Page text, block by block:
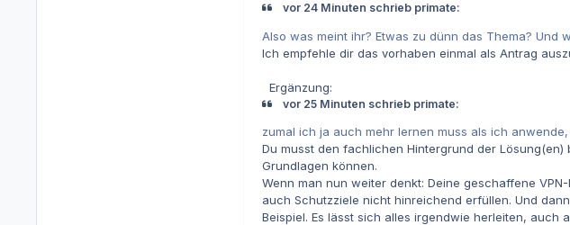
vor 24 Minuten schrieb primate:
Also was meint ihr? Etwas zu dünn das Thema?
Ich empfehle dir das vorhaben einmal als Antrag
Ergänzung:
vor 25 Minuten schrieb primate:
zumal ich ja auch mehr lernen muss als ich
Du musst den fachlichen Hintergrund der
Grundlagen können.
Wenn man nun weiter denkt: Deine geschaffene
auch Schutzziele nicht hinreichend erfüllen. Und
Beispiel. Es lässt sich alles irgendwie herleiten,